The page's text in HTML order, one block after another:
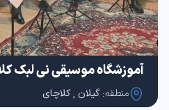
آموزشگاه موسیقی نی لبک
منطقه: گیلان ,کلاچای